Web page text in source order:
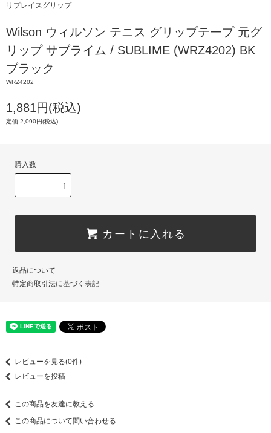
リプレイスグリップ
Wilson ウィルソン テニス グリップテープ 元グ
リップ サブライム / SUBLIME (WRZ4202) BK
ブラック
WRZ4202
1,881円(税込)
定価 2,090円(税込)
購入数
カートに入れる
返品について
特定商取引法に基づく表記
レビューを見る(0件)
レビューを投稿
この商品を友達に教える
この商品について問い合わせる